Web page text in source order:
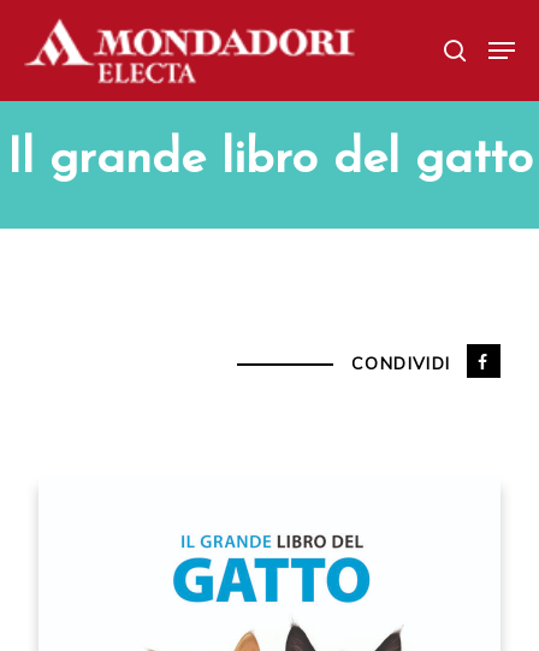
content
search
Il grande libro del gatto
CONDIVIDI